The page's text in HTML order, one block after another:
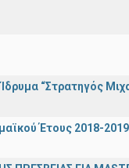
“Στρατηγός
Έτους 2018-2019